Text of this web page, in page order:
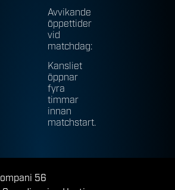
Avvikande
öppettider
vid
matchdag:
Kansliet
öppnar
fyra
timmar
innan
matchstart.
56